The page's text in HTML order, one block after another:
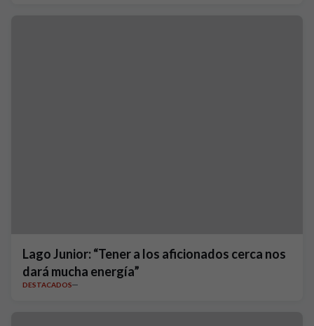
Lago Junior: “Tener a los aficionados cerca nos
dará mucha energía”
DESTACADOS